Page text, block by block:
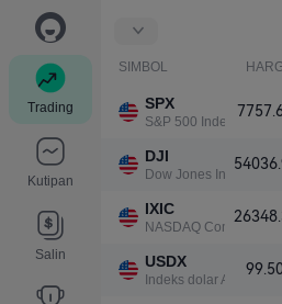
Trading
Kutipan
Salin
SIMBOL
SPX
S&P 500 Index
DJI
Dow Jones Industrial
IXIC
NASDAQ Composite
USDX
Indeks dolar AS